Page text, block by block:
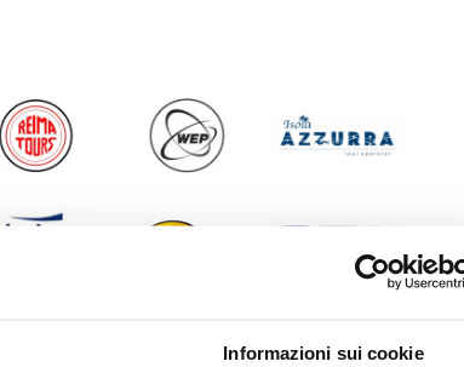
Informazioni sui cookie